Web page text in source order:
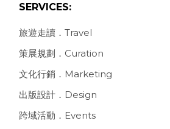
SERVICES:
旅遊走讀．Travel
策展規劃．Curation
文化行銷．Marketing
出版設計．Design
跨域活動．Events